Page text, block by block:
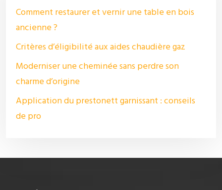
Comment restaurer et vernir une table en bois
ancienne ?
Critères d’éligibilité aux aides chaudière gaz
Moderniser une cheminée sans perdre son
charme d’origine
Application du prestonett garnissant : conseils
de pro